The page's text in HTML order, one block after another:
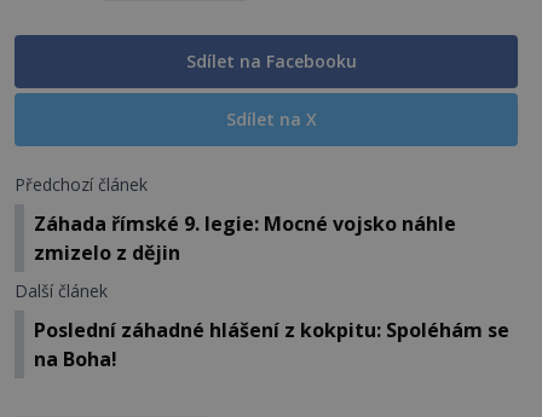
Sdílet na Facebooku
Sdílet na X
Předchozí článek
Záhada římské 9. legie: Mocné vojsko náhle
zmizelo z dějin
Další článek
Poslední záhadné hlášení z kokpitu: Spoléhám se
na Boha!